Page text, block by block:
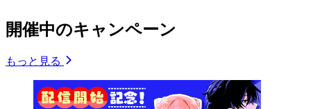
開催中のキャンペーン
もっと見る